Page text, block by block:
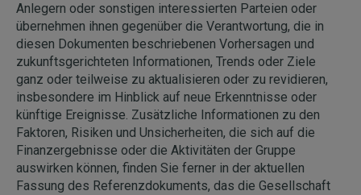
Anlegern oder sonstigen interessierten Parteien oder
übernehmen ihnen gegenüber die Verantwortung, die in
diesen Dokumenten beschriebenen Vorhersagen und
zukunftsgerichteten Informationen, Trends oder Ziele
ganz oder teilweise zu aktualisieren oder zu revidieren,
insbesondere im Hinblick auf neue Erkenntnisse oder
künftige Ereignisse. Zusätzliche Informationen zu den
Faktoren, Risiken und Unsicherheiten, die sich auf die
Finanzergebnisse oder die Aktivitäten der Gruppe
auswirken können, finden Sie ferner in der aktuellen
Fassung des Referenzdokuments, das die Gesellschaft